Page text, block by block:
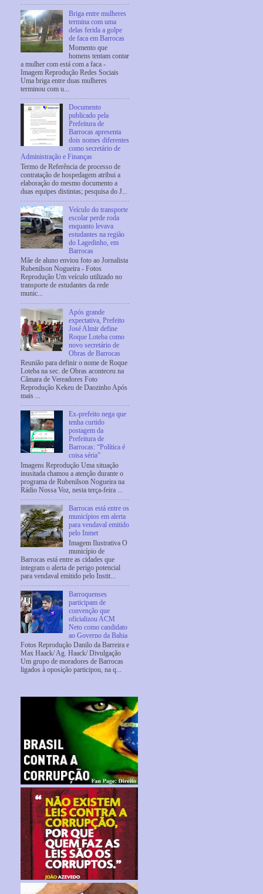
Briga entre mulheres
termina com uma
delas ferida a golpe
de faca em Barrocas
Momento que
homens tentam contar
a mulher com está com a faca -
Imagem Reprodução Redes Sociais
Uma briga entre duas mulheres
terminou com u...
Documento
publicado pela
Prefeitura de
Barrocas apresenta
dois nomes diferentes
como secretário de
Administração e Finanças
Termo de Referência de processo de
contratação de hospedagem atribui a
elaboração do mesmo documento a
duas equipes distintas; pesquisa do J...
Veículo do transporte
escolar perde roda
enquanto levava
estudantes na região
do Lagedinho, em
Barrocas
Mãe de aluno enviou foto ao Jornalista
Rubenilson Nogueira - Fotos
Reprodução Um veículo utilizado no
transporte de estudantes da rede
munic...
Após grande
expectativa, Prefeito
José Almir define
Roque Loteba como
novo secretário de
Obras de Barrocas
Reunião para definir o nome de Roque
Loteba na sec. de Obras aconteceu na
Câmara de Vereadores Foto
Reprodução Kekeu de Daozinho Após
mais ...
Ex-prefeito nega que
tenha curtido
postagem da
Prefeitura de
Barrocas: “Política é
coisa séria”
Imagens Reprodução Uma situação
inusitada chamou a atenção durante o
programa de Rubenilson Nogueira na
Rádio Nossa Voz, nesta terça-feira ...
Barrocas está entre os
municípios em alerta
para vendaval emitido
pelo Inmet
Imagem Ilustrativa O
município de
Barrocas está entre as cidades que
integram o alerta de perigo potencial
para vendaval emitido pelo Instit...
Barroquenses
participam de
convenção que
oficializou ACM
Neto como candidato
ao Governo da Bahia
Fotos Reprodução Danilo da Barreira e
Max Haack/ Ag. Haack/ Divulgação
Um grupo de moradores de Barrocas
ligados à oposição participou, na q...